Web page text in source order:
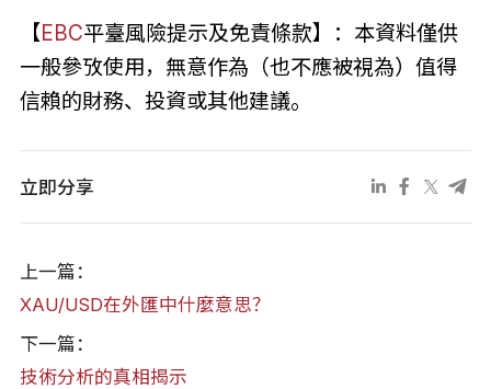
【EBC平臺風險提示及免責條款】：本資料僅供
一般參攷使用，無意作為（也不應被視為）值得
信賴的財務、投資或其他建議。
立即分享
上一篇：
XAU/USD在外匯中什麼意思？
下一篇：
技術分析的真相揭示